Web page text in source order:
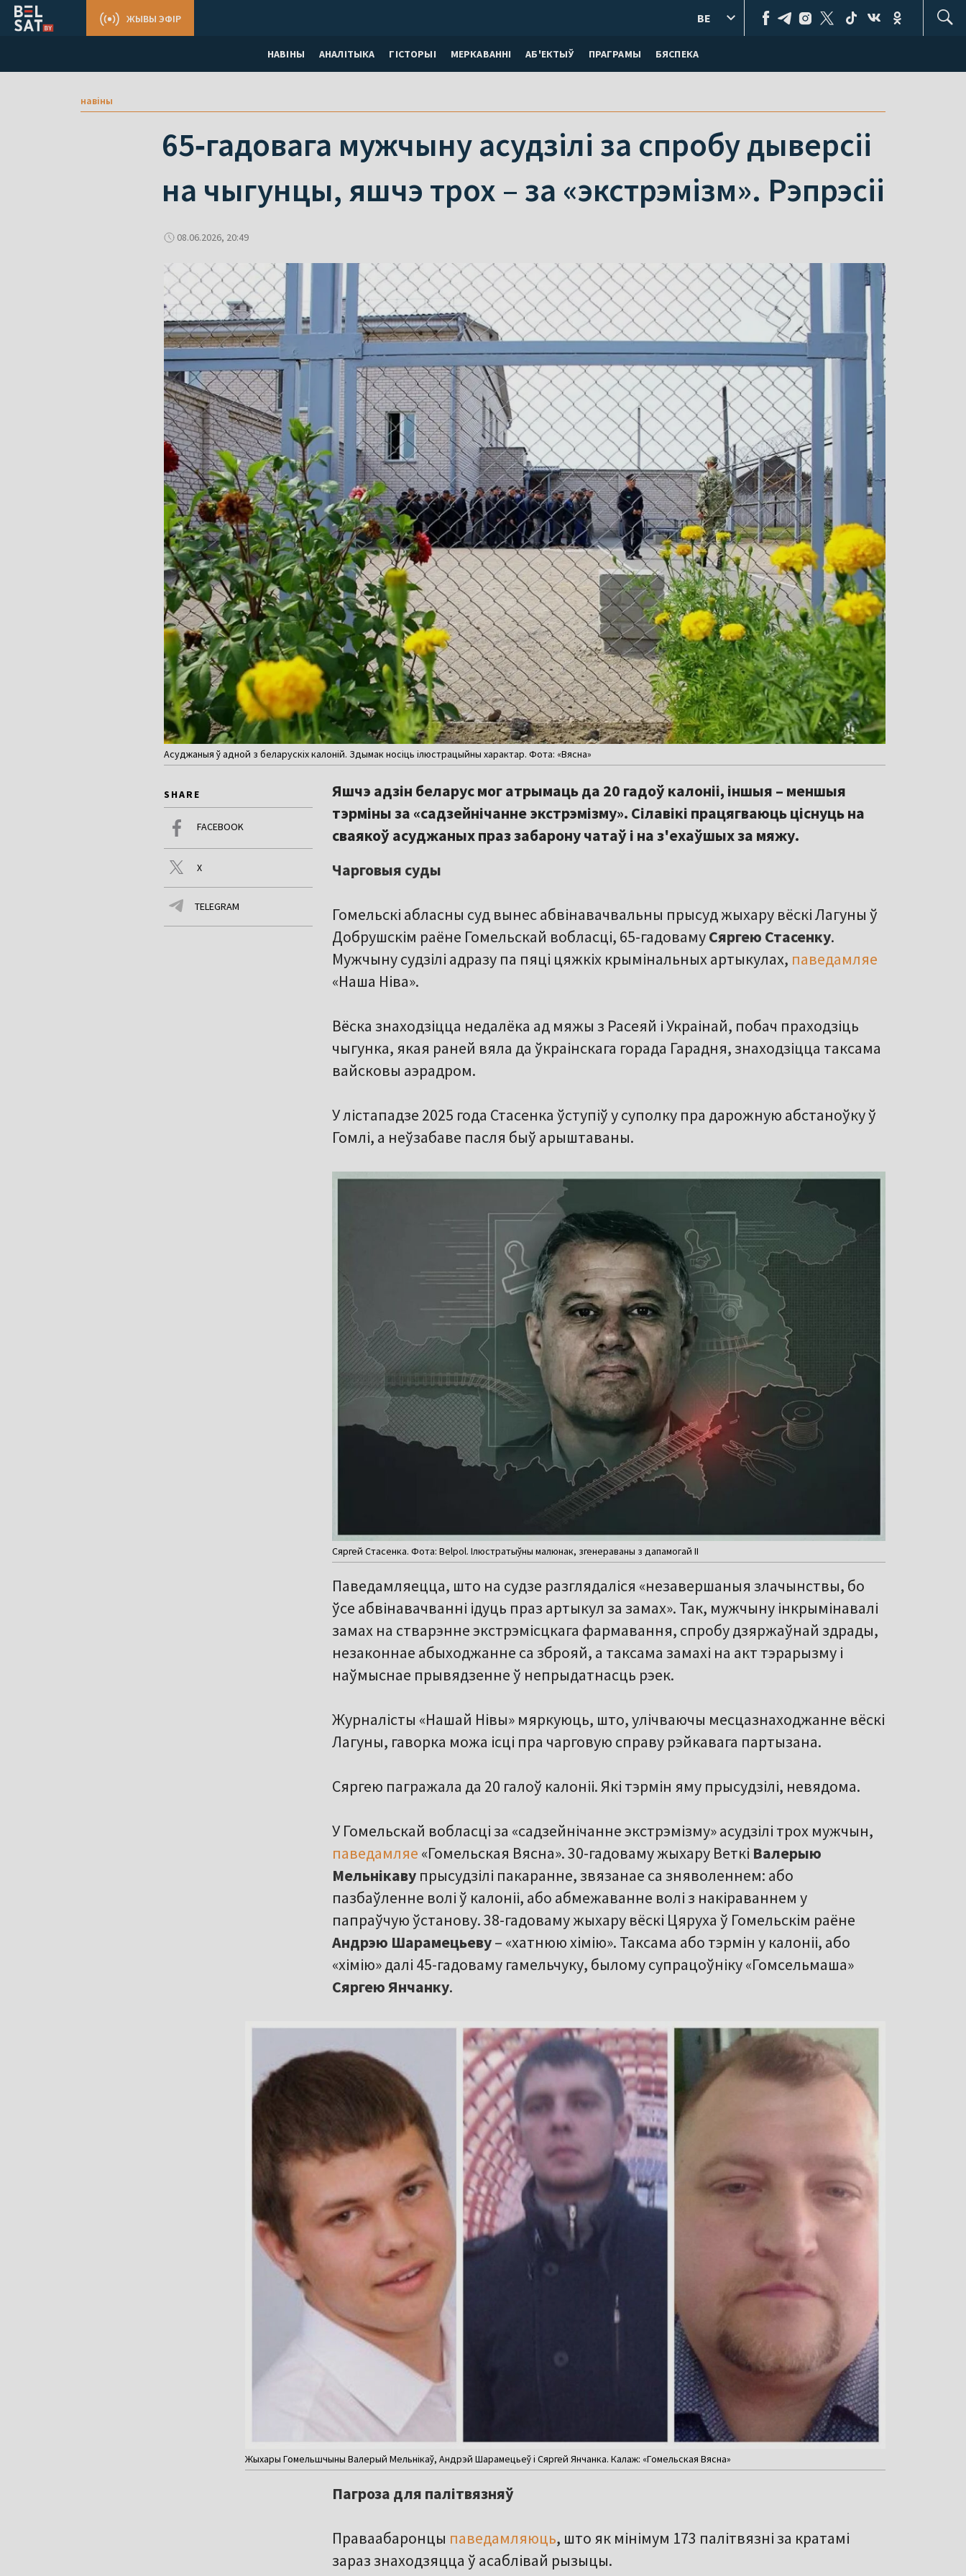
НАВІНЫ АНАЛІТЫКА ГІСТОРЫІ МЕРКАВАННI АБ'ЕКТЫЎ ПРАГРАМЫ БЯСПЕКА
ЖЫВЫ ЭФІР BE
навіны
65‑гадовага мужчыну асудзілі за спробу дыверсіі
на чыгунцы, яшчэ трох – за «экстрэмізм». Рэпрэсіі
08.06.2026, 20:49
Асуджаныя ў адной з беларускіх калоній. Здымак носіць ілюстрацыйны характар. Фота: «Вясна»
SHARE
FACEBOOK
X
TELEGRAM
Яшчэ адзін беларус мог атрымаць да 20 гадоў калоніі, іншыя – меншыя
тэрміны за «садзейнічанне экстрэмізму». Сілавікі працягваюць ціснуць на
сваякоў асуджаных праз забарону чатаў і на з'ехаўшых за мяжу.
Чарговыя суды
Гомельскі абласны суд вынес абвінавачвальны прысуд жыхару вёскі Лагуны ў
Добрушскім раёне Гомельскай вобласці, 65-гадовамуСяргею Стасенку.
Мужчыну судзілі адразу па пяці цяжкіх крымінальных артыкулах, паведамляе
«Наша Ніва».
Вёска знаходзіцца недалёка ад мяжы з Расеяй і Украінай, побач праходзіць
чыгунка, якая раней вяла да ўкраінскага горада Гарадня, знаходзіцца таксама
вайсковы аэрадром.
У лістападзе 2025 года Стасенка ўступіў у суполку пра дарожную абстаноўку ў
Гомлі, а неўзабаве пасля быў арыштаваны.
Сяргей Стасенка. Фота: Belpol. Ілюстратыўны малюнак, згенераваны з дапамогай ІІ
Паведамляецца, што на судзе разглядаліся «незавершаныя злачынствы, бо
ўсе абвінавачванні ідуць праз артыкул за замах». Так, мужчыну інкрымінавалі
замах на стварэнне экстрэмісцкага фармавання, спробу дзяржаўнай здрады,
незаконнае абыходжанне са зброяй, а таксама замахі на акт тэрарызму і
наўмыснае прывядзенне ў непрыдатнасць рэек.
Журналісты «Нашай Нівы» мяркуюць, што, улічваючы месцазнаходжанне вёскі
Лагуны, гаворка можа ісці пра чарговую справу рэйкавага партызана.
Сяргею пагражала да 20 галоў калоніі. Які тэрмін яму прысудзілі, невядома.
У Гомельскай вобласці за «садзейнічанне экстрэмізму» асудзілі трох мужчын,
паведамляе «Гомельская Вясна». 30-гадоваму жыхару Веткі Валерыю
Мельнікаву прысудзілі пакаранне, звязанае са зняволеннем: або
пазбаўленне волі ў калоніі, або абмежаванне волі з накіраваннем у
папраўчую ўстанову. 38-гадоваму жыхару вёскі Цяруха ў Гомельскім раёне
Андрэю Шарамецьеву– «хатнюю хімію». Таксама або тэрмін у калоніі, або
«хімію» далі 45-гадоваму гамельчуку, былому супрацоўніку «Гомсельмаша»
Сяргею Янчанку.
Жыхары Гомельшчыны Валерый Мельнікаў, Андрэй Шарамецьеў і Сяргей Янчанка. Калаж: «Гомельская Вясна»
Пагроза для палітвязняў
Праваабаронцы паведамляюць, што як мінімум 173 палітвязні за кратамі
зараз знаходзяцца ў асаблівай рызыцы.